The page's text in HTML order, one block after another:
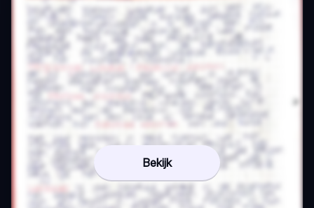
Bekijk